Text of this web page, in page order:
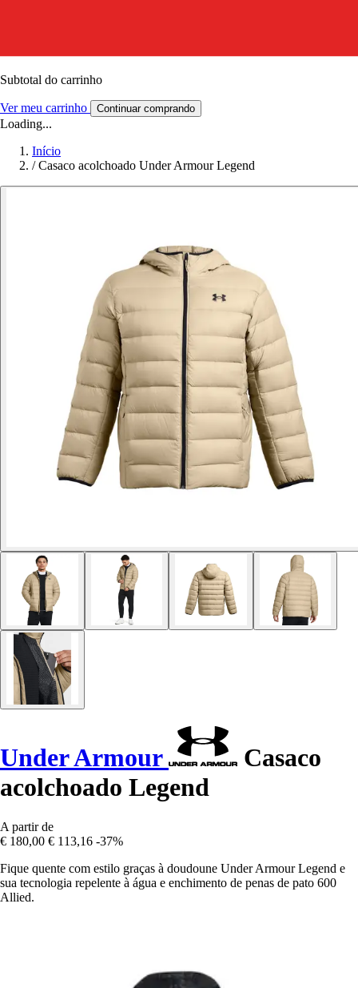
Subtotal do carrinho
Ver meu carrinho Continuar comprando
Loading...
Início
/ Casaco acolchoado Under Armour Legend
Under Armour
Casaco
acolchoado Legend
A partir de
€ 180,00 € 113,16 -37%
Fique quente com estilo graças à doudoune Under Armour Legend e
sua tecnologia repelente à água e enchimento de penas de pato 600
Allied.